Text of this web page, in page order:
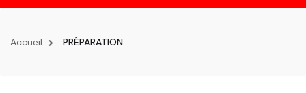
navigation
Accueil PRÉPARATION